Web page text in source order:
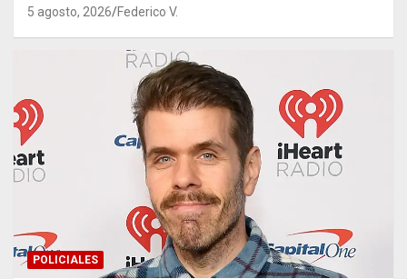
5 agosto, 2026 Federico V.
POLICIALES